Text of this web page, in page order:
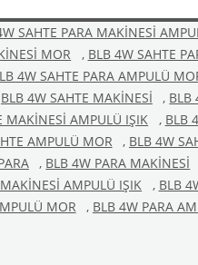
SAHTE PARA MAKİNESİ
MOR , BLB 4W SAHTE
4W SAHTE PARA AMPULÜ
BLB 4W SAHTE MAKİNESİ , BLB
MAKİNESİ AMPULÜ IŞIK , BLB
AMPULÜ MOR , BLB 4W
, BLB 4W PARA MAKİNESİ
AMPULÜ IŞIK , BLB
MOR , BLB 4W PARA